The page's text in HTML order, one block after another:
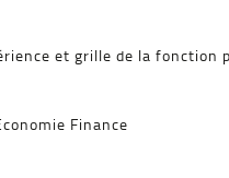
et grille de la fonction
Finance